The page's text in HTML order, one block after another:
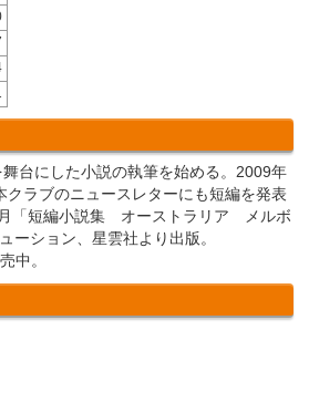
台にした小説の執筆を始める。2009年
クラブのニュースレターにも短編を発表
「短編小説集 オーストラリア メルボ
ーション、星雲社より出版。
中。